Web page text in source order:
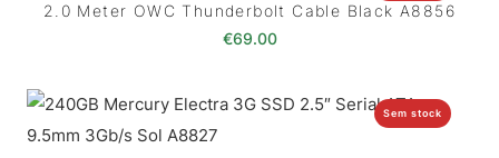
2.0 Meter OWC Thunderbolt Cable Black A8856
€69.00
Sem stock